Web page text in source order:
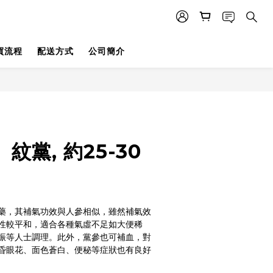
流程 配送方式 公司簡介
紋黨, 約25-30
，其補氣功效與人參相似，雖然補氣效
較平和，適合各種氣虛不足如大便稀
等人士調理。此外，黨參也可補血，對
眼花、面色蒼白、便秘等症狀也有良好